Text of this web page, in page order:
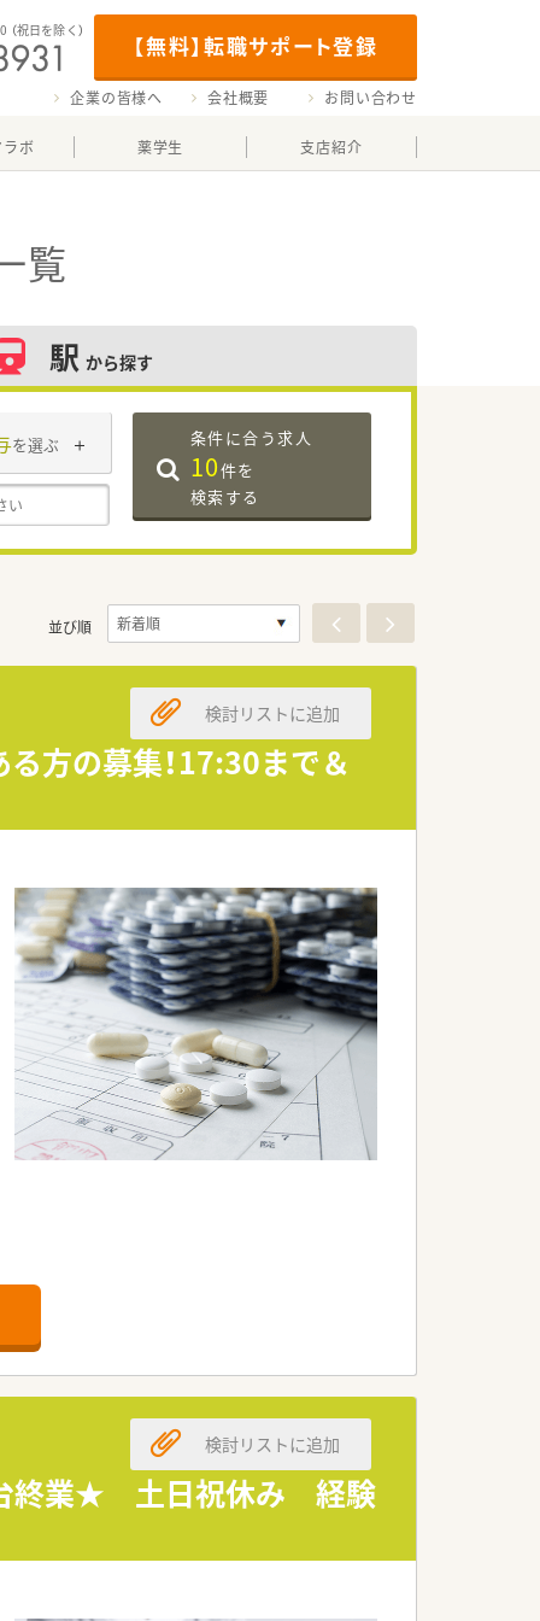
【無料】転職サポート登録
（祝日を除く）
企業の皆様へ 会社概要 お問い合わせ
ボ 薬学生 支店紹介
覧
駅 から探す
を選ぶ 条件に合う求人
10件を
検索する
並び順
方の募集！17:30まで＆
検討リストに追加
台終業★ 土日祝休み 経験
検討リストに追加